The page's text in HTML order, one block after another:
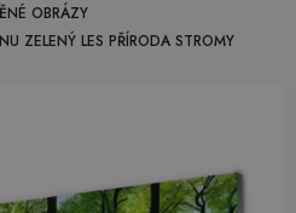
OBRÁZY
ZELENÝ LES PŘÍRODA STROMY